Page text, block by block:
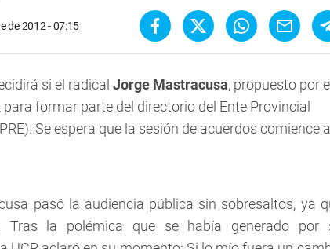
de 2012 - 07:15
si el radical Jorge Mastracusa, propuesto por el
formar parte del directorio del Ente Provincial
Se espera que la sesión de acuerdos comience a
pasó la audiencia pública sin sobresaltos, ya
Tras la polémica que se había generado por